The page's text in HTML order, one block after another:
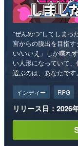
“ぜんめつ”してしま
宮からの脱出を目指
い/いいえ」しか喋れ
い人形になっていて
選ぶのは、あなたです。
インディー RPG
リリース日：2026